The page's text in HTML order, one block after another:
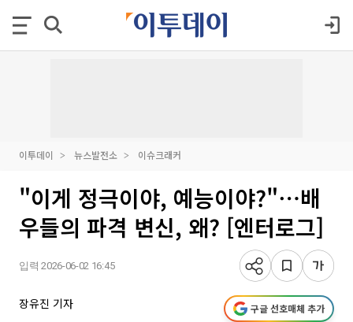
이투데이 뉴스발전소 이슈크래커
"이게 정극이야, 예능이야?"⋯배
우들의 파격 변신, 왜? [엔터로그]
입력 2026-06-02 16:45
장유진 기자 구글 선호매체 추가